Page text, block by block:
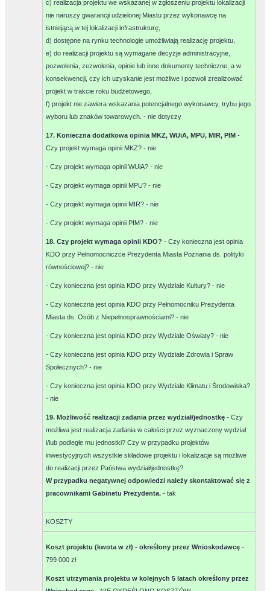
c) realizacja projektu we wskazanej w zgłoszeniu projektu lokalizacji
nie naruszy gwarancji udzielonej Miastu przez wykonawcę na
istniejącą w tej lokalizacji infrastrukturę,
d) dostępne na rynku technologie umożliwiają realizację projektu,
e) do realizacji projektu są wymagane decyzje administracyjne,
pozwolenia, zezwolenia, opinie lub inne dokumenty techniczne, a w
konsekwencji, czy ich uzyskanie jest możliwe i pozwoli zrealizować
projekt w trakcie roku budżetowego,
f) projekt nie zawiera wskazania potencjalnego wykonawcy, trybu jego
wyboru lub znaków towarowych. -nie dotyczy
17. Konieczna dodatkowa opinia MKZ, WUiA, MPU, MIR, PIM-
Czy projekt wymaga opinii MKZ? -nie
- Czy projekt wymaga opinii WUiA? -nie
- Czy projekt wymaga opinii MPU? -nie
- Czy projekt wymaga opinii MIR? -nie
- Czy projekt wymaga opinii PIM? -nie
18. Czy projekt wymaga opinii KDO?- Czy konieczna jest opinia
KDO przy Pełnomocniczce Prezydenta Miasta Poznania ds. polityki
równościowej? -nie
- Czy konieczna jest opinia KDO przy Wydziale Kultury? -nie
- Czy konieczna jest opinia KDO przy Pełnomocniku Prezydenta
Miasta ds. Osób z Niepełnosprawnościami? -nie
- Czy konieczna jest opinia KDO przy Wydziale Oświaty? -nie
- Czy konieczna jest opinia KDO przy Wydziale Zdrowia i Spraw
Społecznych? -nie
- Czy konieczna jest opinia KDO przy Wydziale Klimatu i Środowiska?
-nie
19. Możliwość realizacji zadania przez wydział/jednostkę- Czy
możliwa jest realizacja zadania w całości przez wyznaczony wydział
i/lub podległe mu jednostki? Czy w przypadku projektów
inwestycyjnych wszystkie składowe projektu i lokalizacje są możliwe
do realizacji przez Państwa wydział/jednostkę?
W przypadku negatywnej odpowiedzi należy skontaktować się z
pracownikami Gabinetu Prezydenta. -tak
KOSZTY
Koszt projektu (kwota w zł) - określony przez Wnioskodawcę -
799 000 zł
Koszt utrzymania projektu w kolejnych 5 latach określony przez